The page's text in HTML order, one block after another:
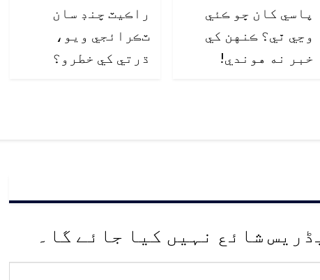
پاسي کان ڇو ڪئي
وڃي ٿي؟ ڪنهن کي
خبر نه هوندي!
راڪيٽ چنڊ سان
ٽڪرائجي ويو،
ڌرتي کي خطرو؟
شائع نہیں کیا جائے گا۔